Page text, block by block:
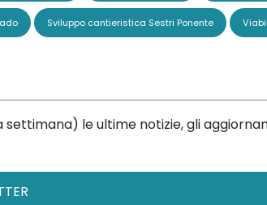
Sviluppo cantieristica Sestri Ponente
le ultime notizie, gli